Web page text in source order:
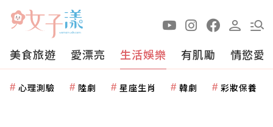
美食旅遊 愛漂亮 生活娛樂 有肌勵 情慾愛
心理測驗 陸劇 星座生肖 韓劇 彩妝保養